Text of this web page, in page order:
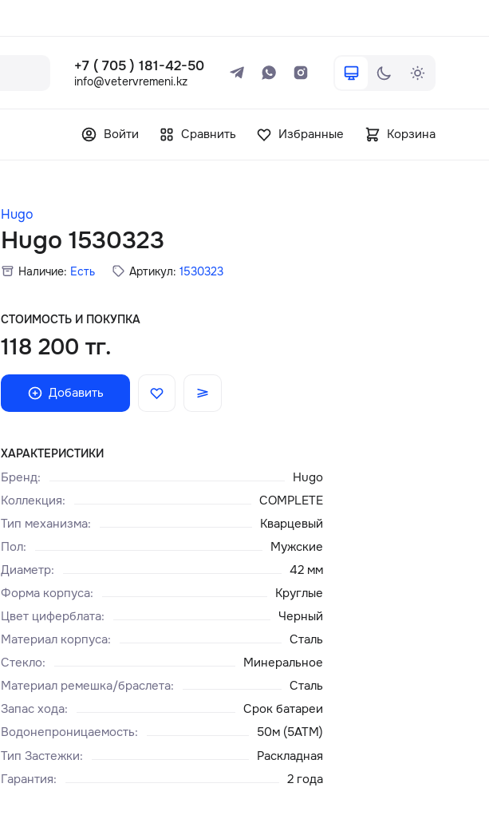
+7 ( 705 ) 181-42-50
info@vetervremeni.kz
Войти Сравнить Избранные Корзина
Hugo
Hugo 1530323
Наличие: Есть Артикул: 1530323
СТОИМОСТЬ И ПОКУПКА
118 200 тг.
Добавить
ХАРАКТЕРИСТИКИ
Бренд:
Hugo
Коллекция:
COMPLETE
Тип механизма:
Кварцевый
Пол:
Мужские
Диаметр:
42 мм
Форма корпуса:
Круглые
Цвет циферблата:
Черный
Материал корпуса:
Сталь
Стекло:
Минеральное
Материал ремешка/браслета:
Сталь
Запас хода:
Срок батареи
Водонепроницаемость:
50м (5ATM)
Тип Застежки:
Раскладная
Гарантия: 2 года
+7 ( 705 ) 181-42-50
Главная
Доставка и оплата
Сервисный центр